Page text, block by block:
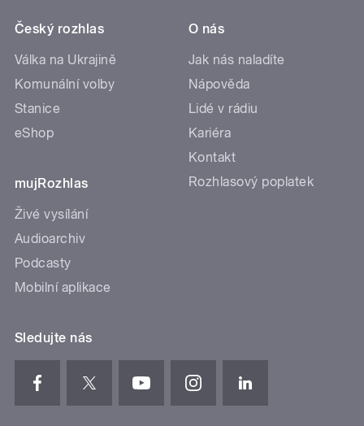
Český rozhlas
Válka na Ukrajině
Komunální volby
Stanice
eShop
mujRozhlas
Živé vysílání
Audioarchiv
Podcasty
Mobilní aplikace
O nás
Jak nás naladíte
Nápověda
Lidé v rádiu
Kariéra
Kontakt
Rozhlasový poplatek
Sledujte nás